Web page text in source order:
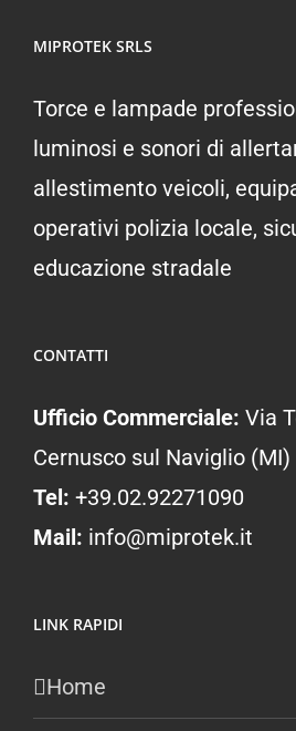
MIPROTEK SRLS
Torce e lampade
luminosi e sonori di
allestimento veicoli,
operativi polizia locale,
educazione stradale
CONTATTI
Ufficio Commerciale: Via
Cernusco sul Naviglio (MI)
Tel: +39.02.92271090
Mail: info@miprotek.it
LINK RAPIDI
Home